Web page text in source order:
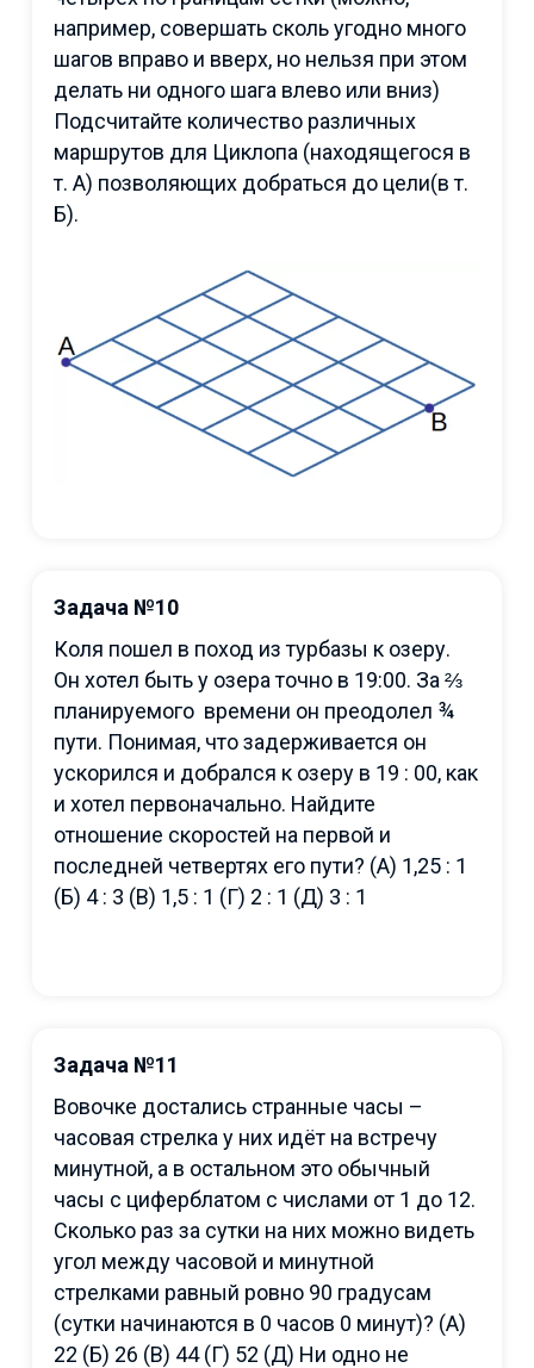
например, совершать сколь угодно много
шагов вправо и вверх, но нельзя при этом
делать ни одного шага влево или вниз)
Подсчитайте количество различных
маршрутов для Циклопа (находящегося в
т. А) позволяющих добраться до цели(в т.
Б).
Задача №10
Коля пошел в поход из турбазы к озеру.
Он хотел быть у озера точно в 19:00. За ⅔
планируемого времени он преодолел ¾
пути. Понимая, что задерживается он
ускорился и добрался к озеру в 19 : 00, как
и хотел первоначально. Найдите
отношение скоростей на первой и
последней четвертях его пути? (А) 1,25 : 1
(Б) 4 : 3 (В) 1,5 : 1 (Г) 2 : 1 (Д) 3 : 1
Задача №11
Вовочке достались странные часы –
часовая стрелка у них идёт на встречу
минутной, а в остальном это обычный
часы с циферблатом с числами от 1 до 12.
Сколько раз за сутки на них можно видеть
угол между часовой и минутной
стрелками равный ровно 90 градусам
(сутки начинаются в 0 часов 0 минут)? (A)
22 (Б) 26 (В) 44 (Г) 52 (Д) Ни одно не